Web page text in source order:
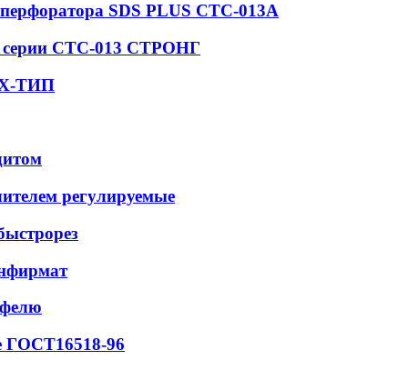
перфоратора SDS PLUS СТС-013А
серии СТС-013 СТРОНГ
Х-ТИП
регулируемые
ГОСТ16518-96